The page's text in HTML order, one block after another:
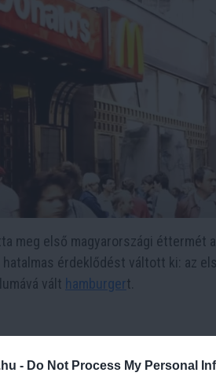
- Do Not Process My Personal
meg első magyarországi éttermét
hatalmas érdeklődést váltott ki: az
vált hamburgert.
az 1939-1940-es
önkéntes is részt vett a